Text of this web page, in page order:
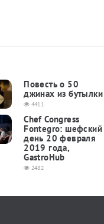
Повесть о 50
джинах из бутылки
4411
Chef Congress
Fontegro: шефский
день 20 февраля
2019 года,
GastroHub
2482